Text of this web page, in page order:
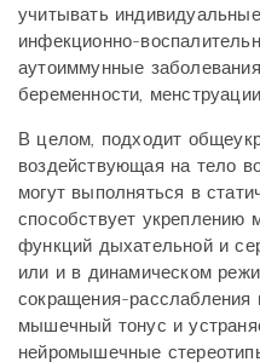
учитывать
инфекционно-
аутоиммунные
беременности,
В целом, подходит
воздействующая на тело
могут выполняться в
способствует укреплению
функций дыхательной и
или и в динамическом
сокращения-
мышечный тонус и
нейромышечные